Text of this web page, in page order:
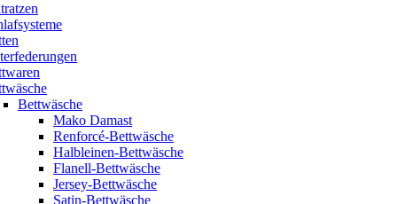
Bettwäsche
Mako Damast
Renforcé-Bettwäsche
Halbleinen-Bettwäsche
Flanell-Bettwäsche
Jersey-Bettwäsche
Satin-Bettwäsche